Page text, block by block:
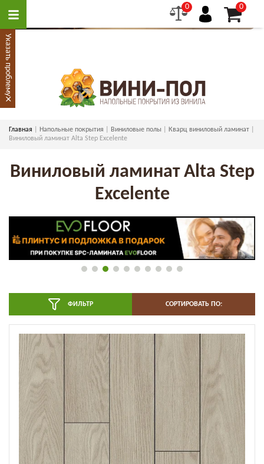
0 0
Главная Напольные покрытия Виниловые полы
Кварц виниловый ламинат
Виниловый ламинат Alta Step Excelente
Виниловый ламинат Alta Step
Excelente
ФИЛЬТР СОРТИРОВАТЬ ПО:
Указать проблему
×